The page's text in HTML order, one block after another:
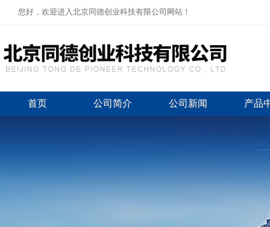
您好，欢迎进入北京同德创业科技有限公司网站！
首页 公司简介 公司新闻 产品